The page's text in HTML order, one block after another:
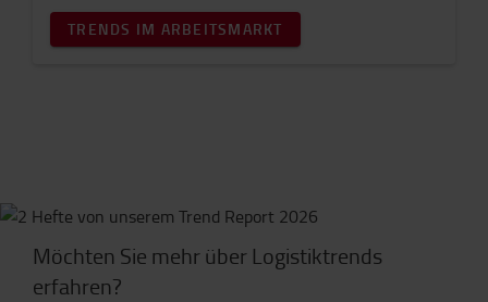
TRENDS IM ARBEITSMARKT
Möchten Sie mehr über Logistiktrends
erfahren?